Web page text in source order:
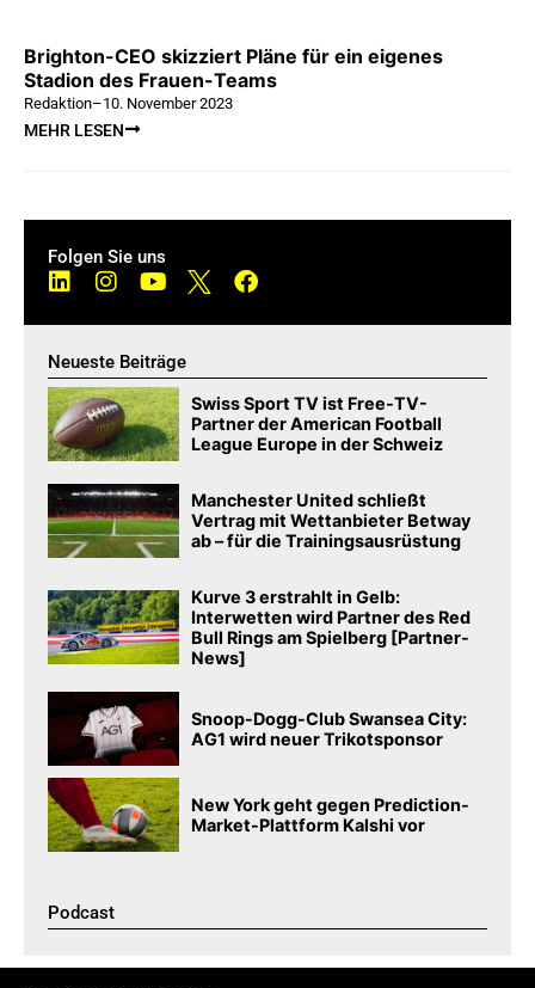
Brighton-CEO skizziert Pläne für ein eigenes
Stadion des Frauen-Teams
Redaktion–10. November 2023
MEHR LESEN
Folgen Sie uns
Neueste Beiträge
Swiss Sport TV ist Free-TV-
Partner der American Football
League Europe in der Schweiz
Manchester United schließt
Vertrag mit Wettanbieter Betway
ab – für die Trainingsausrüstung
Kurve 3 erstrahlt in Gelb:
Interwetten wird Partner des Red
Bull Rings am Spielberg [Partner-
News]
Snoop-Dogg-Club Swansea City:
AG1 wird neuer Trikotsponsor
New York geht gegen Prediction-
Market-Plattform Kalshi vor
Podcast​